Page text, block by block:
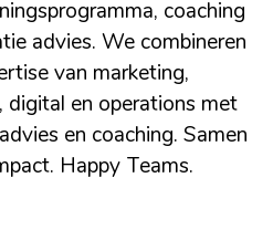
coaching
advies. We combineren
van marketing,
digital en operations met
en coaching. Samen
Happy Teams.